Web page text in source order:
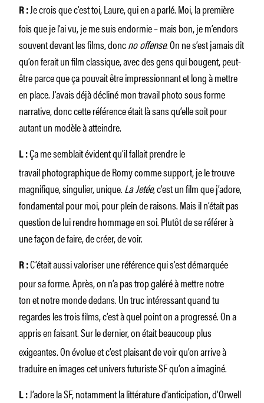
R : Je crois que c’est toi, Laure, qui en a parlé. Moi, la première
fois que je l’ai vu, je me suis endormie – mais bon, je m’endors
souvent devant les films, doncno offense. On ne s’est jamais dit
qu’on ferait un film classique, avec des gens qui bougent, peut-
être parce que ça pouvait être impressionnant et long à mettre
en place. J’avais déjà décliné mon travail photo sous forme
narrative, donc cette référence était là sans qu’elle soit pour
autant un modèle à atteindre.
L :Ça me semblait évident qu’il fallait prendre le
travail photographique de Romy comme support, je le trouve
magnifique, singulier, unique.La Jetée, c’est un film que j’adore,
fondamental pour moi, pour plein de raisons. Mais il n’était pas
question de lui rendre hommage en soi. Plutôt de se référer à
une façon de faire, de créer, de voir.
R :C’était aussi valoriser une référence qui s’est démarquée
pour sa forme. Après, on n’a pas trop galéré à mettre notre
ton et notre monde dedans. Un truc intéressant quand tu
regardes les trois films, c’est à quel point on a progressé. On a
appris en faisant.Sur le dernier, on était beaucoup plus
exigeantes. On évolue et c’est plaisant de voir qu’on arrive à
traduire en images cet univers futuriste SF qu’on a imaginé.
L : J’adore la SF, notamment la littérature d’anticipation, d’Orwell